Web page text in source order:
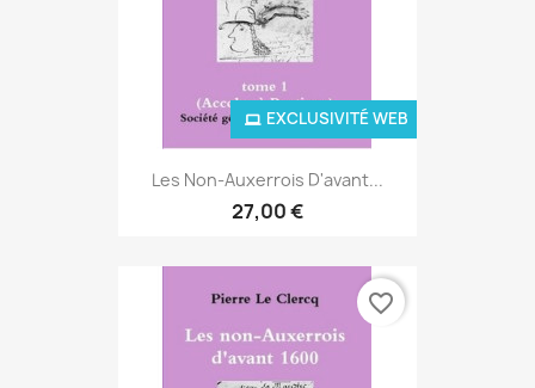
Les Non-Auxerrois D'avant...
27,00 €
EXCLUSIVITÉ WEB
favorite_border